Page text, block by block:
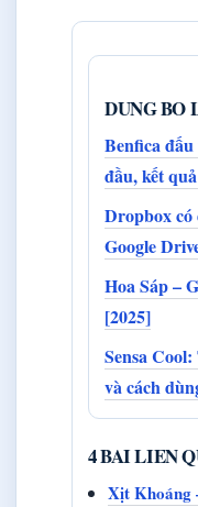
DUNG BO
Benfica
đầu, kết
Dropbox có
Google
Hoa Sáp –
[2025]
Sensa
và cách
4 BAI LIEN
Xịt Khoáng